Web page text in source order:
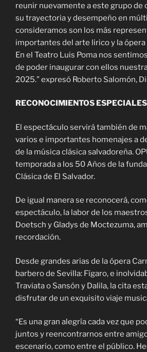
reunir nuevamente a este grupo de
su trayectoria y desempeño en
consideramos son los más
importantes del arte lirico y la
En el Teatro Luis Poma nos
de poder inaugurar con ellos
2025.” expresó Roberto Salomón,
RECONOCIMIENTOS ESPECIALES
El espectáculo servirá también de
varios e importantes homenajes a
de la música clásica salvadoreña.
temporada a los 50 Años de la
Clásica de El Salvador.
De igual manera se reconocerá,
espectáculo, la labor de los
Doetsch y Gladys de Moctezuma,
recordación.
Desde grandes arias de la ópera
barbero de Sevilla: Fígaro, e
Traviata o Sansón y Dalila, la cita
disfrutar de un exquisito viaje
“Es una gran alegría cada vez que
juntos y reencontrarnos entre
escenario, como entre el público.